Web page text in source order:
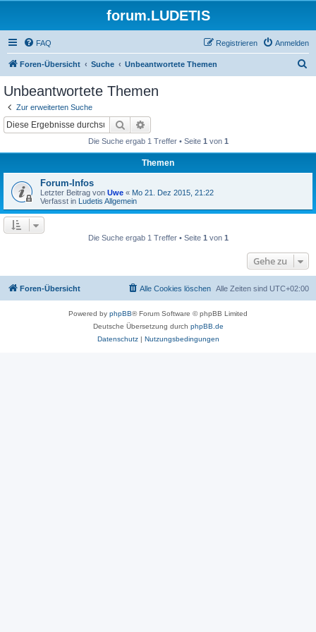
forum.LUDETIS
FAQ Anmelden
Registrieren
Foren-Übersicht Suche Unbeantwortete Themen
Unbeantwortete Themen
Zur erweiterten Suche
Suche
Die Suche ergab 1 Treffer • Seite 1 von 1
Themen
Forum-Infos
Letzter Beitrag von Uwe « Mo 21. Dez 2015, 21:22
Verfasst in Ludetis Allgemein
Die Suche ergab 1 Treffer • Seite 1 von 1
Gehe zu
Foren-Übersicht Alle Zeiten sind UTC+02:00
Alle Cookies löschen
Powered by phpBB® Forum Software © phpBB Limited
Deutsche Übersetzung durch phpBB.de
Datenschutz| Nutzungsbedingungen